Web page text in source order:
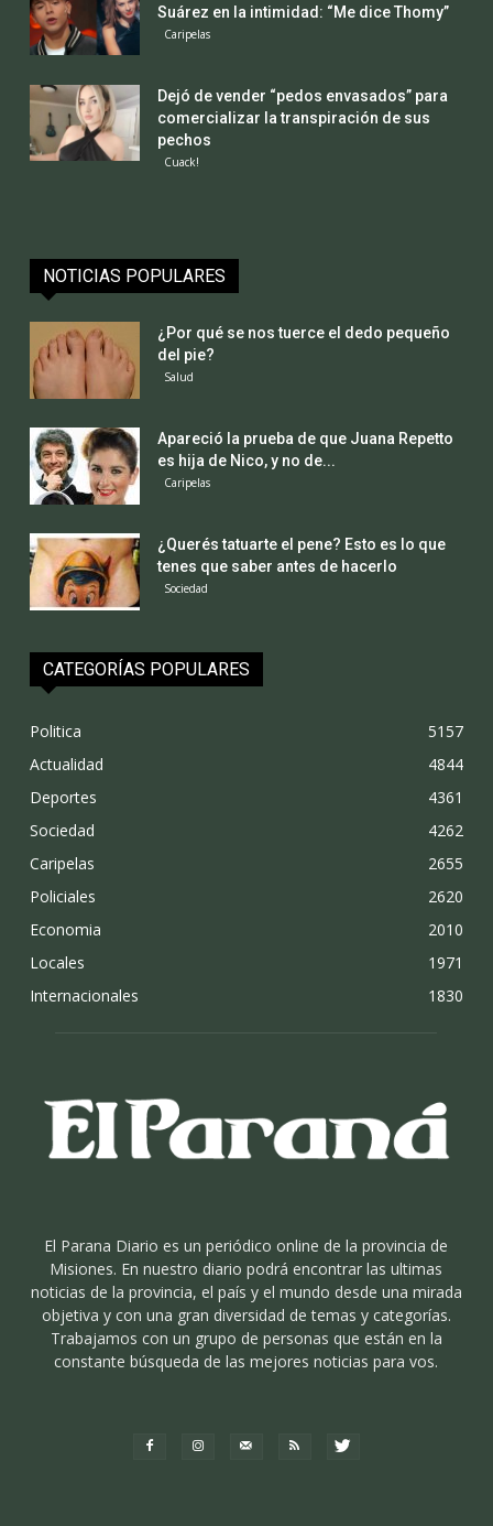
Suárez en la intimidad: “Me dice Thomy”
Caripelas
Dejó de vender “pedos envasados” para
comercializar la transpiración de sus
pechos
Cuack!
NOTICIAS POPULARES
¿Por qué se nos tuerce el dedo pequeño
del pie?
Salud
Apareció la prueba de que Juana Repetto
es hija de Nico, y no de...
Caripelas
¿Querés tatuarte el pene? Esto es lo que
tenes que saber antes de hacerlo
Sociedad
CATEGORÍAS POPULARES
Politica
5157
Actualidad
4844
Deportes
4361
Sociedad
4262
Caripelas
2655
Policiales
2620
Economia
2010
Locales
1971
Internacionales
1830
El Parana Diario es un periódico online de la provincia de
Misiones. En nuestro diario podrá encontrar las ultimas
noticias de la provincia, el país y el mundo desde una mirada
objetiva y con una gran diversidad de temas y categorías.
Trabajamos con un grupo de personas que están en la
constante búsqueda de las mejores noticias para vos.